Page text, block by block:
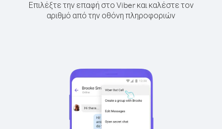
Επιλέξτε την επαφή στο Viber και καλέστε τον
αριθμό από την οθόνη πληροφοριών